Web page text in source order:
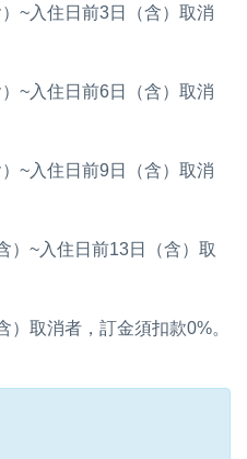
~入住日前3日（含）取消
~入住日前6日（含）取消
~入住日前9日（含）取消
）~入住日前13日（含）取
）取消者，訂金須扣款0%。